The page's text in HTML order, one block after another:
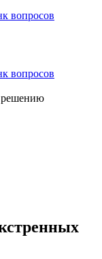
вопросов
вопросов
решению